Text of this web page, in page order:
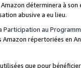
déterminera à
abusive a eu lieu.
Participation au
répertoriées en
que pour